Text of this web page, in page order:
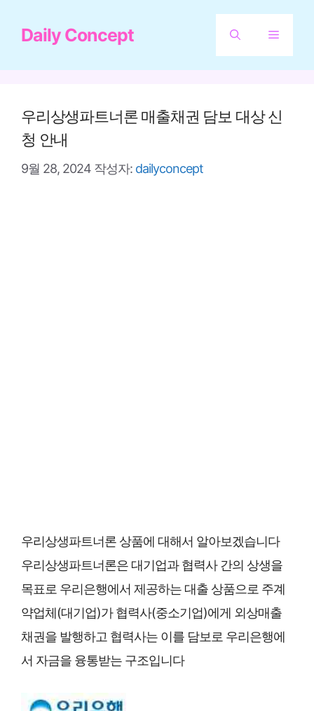
Daily Concept 메
우리상생파트너론 매출채권 담보 대상 신
청 안내
9월 28, 2024 작성자: dailyconcept
우리상생파트너론 상품에 대해서 알아보겠습니다
우리상생파트너론은 대기업과 협력사 간의 상생을
목표로 우리은행에서 제공하는 대출 상품으로 주계
약업체(대기업)가 협력사(중소기업)에게 외상매출
채권을 발행하고 협력사는 이를 담보로 우리은행에
서 자금을 융통받는 구조입니다